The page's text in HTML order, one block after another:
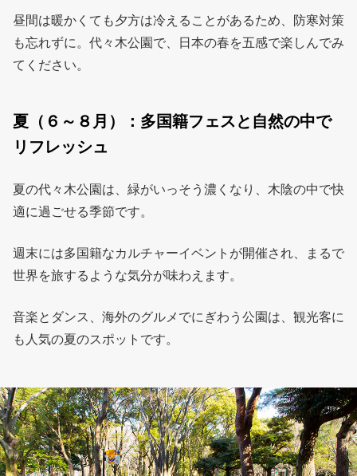
昼間は暖かくても夕方は冷えることがあるため、防寒対策
も忘れずに。代々木公園で、日本の春を五感で楽しんでみ
てください。
夏（６～８月）：多国籍フェスと自然の中で
リフレッシュ
夏の代々木公園は、緑がいっそう濃くなり、木陰の中で快
適に過ごせる季節です。
週末には多国籍なカルチャーイベントが開催され、まるで
世界を旅するような気分が味わえます。
音楽とダンス、海外のグルメでにぎわう公園は、観光客に
も人気の夏のスポットです。